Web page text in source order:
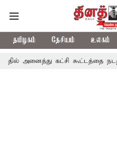
தமிழகம் தேசியம் உலகம்
கட்சி கூட்டத்தை நடத்தாது